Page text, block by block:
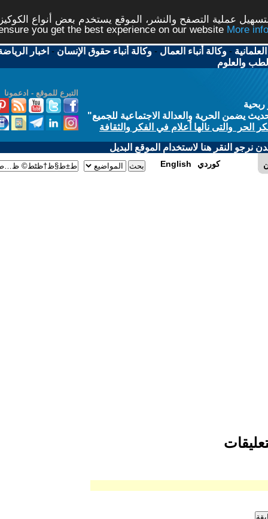
الموقع يستخدم بعض أنواع الكوكيز نرجو النقر على الزر
-وكالة أنباء حقوق الإنسان-اخبار الرياضة-اخبار
للجميع"
الفكر والثقافة
الموقع البديل